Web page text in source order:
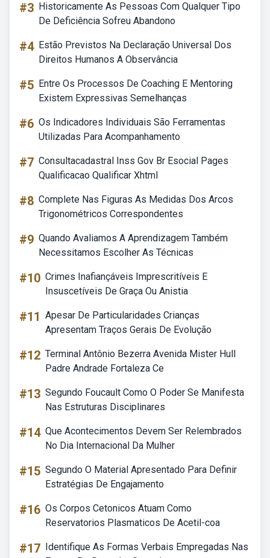
#3 Historicamente As Pessoas Com Qualquer Tipo
De Deficiência Sofreu Abandono
#4 Estão Previstos Na Declaração Universal Dos
Direitos Humanos A Observância
#5 Entre Os Processos De Coaching E Mentoring
Existem Expressivas Semelhanças
#6 Os Indicadores Individuais São Ferramentas
Utilizadas Para Acompanhamento
#7 Consultacadastral Inss Gov Br Esocial Pages
Qualificacao Qualificar Xhtml
#8 Complete Nas Figuras As Medidas Dos Arcos
Trigonométricos Correspondentes
#9 Quando Avaliamos A Aprendizagem Também
Necessitamos Escolher As Técnicas
#10 Crimes Inafiançáveis Imprescritíveis E
Insuscetíveis De Graça Ou Anistia
#11 Apesar De Particularidades Crianças
Apresentam Traços Gerais De Evolução
#12 Terminal Antônio Bezerra Avenida Mister Hull
Padre Andrade Fortaleza Ce
#13 Segundo Foucault Como O Poder Se Manifesta
Nas Estruturas Disciplinares
#14 Que Acontecimentos Devem Ser Relembrados
No Dia Internacional Da Mulher
#15 Segundo O Material Apresentado Para Definir
Estratégias De Engajamento
#16 Os Corpos Cetonicos Atuam Como
Reservatorios Plasmaticos De Acetil-coa
#17 Identifique As Formas Verbais Empregadas Nas